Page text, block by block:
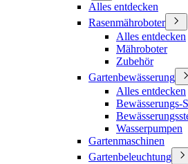
Alles entdecken
Rasenmähroboter
Alles entdecken
Mähroboter
Zubehör
Gartenbewässerung
Alles entdecken
Bewässerungs-
Wasserpumpen
Gartenmaschinen
Gartenbeleuchtung